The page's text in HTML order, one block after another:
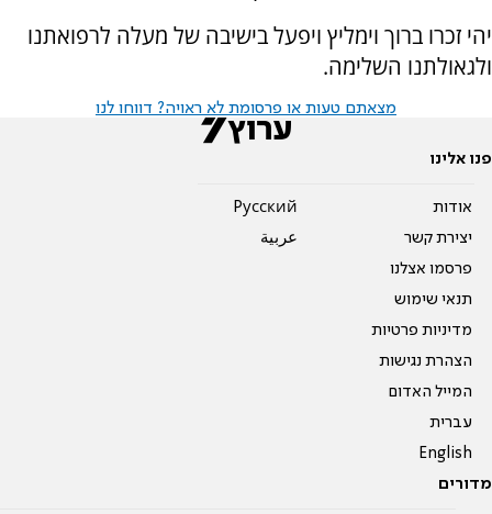
יהי זכרו ברוך וימליץ ויפעל בישיבה של מעלה לרפואתנו
ולגאולתנו השלימה.
מצאתם טעות או פרסומת לא ראויה? דווחו לנו
פנו אלינו
אודות
יצירת קשר
פרסמו אצלנו
תנאי שימוש
מדיניות פרטיות
הצהרת נגישות
המייל האדום
עברית
English
Pусский
عربية
מדורים